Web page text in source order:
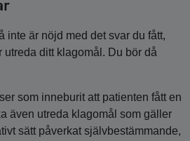
inte är nöjd med det svar du fått,
utreda ditt klagomål. Du bör då
som inneburit att patienten fått en
även utreda klagomål som gäller
sätt påverkat självbestämmande,